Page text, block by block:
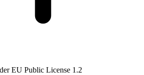
EU Public License 1.2